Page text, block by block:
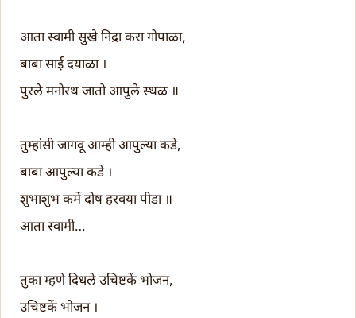
आता स्वामी सुखे निद्रा करा गोपाळा,
बाबा साई दयाळा ।
पुरले मनोरथ जातो आपुले स्थळ ॥
तुम्हांसी जागवू आम्ही आपुल्या कडे,
बाबा आपुल्या कडे ।
शुभाशुभ कर्मे दोष हरवया पीडा ॥
आता स्वामी…
तुका म्हणे दिधले उचिष्टकें भोजन,
उचिष्टकें भोजन ।